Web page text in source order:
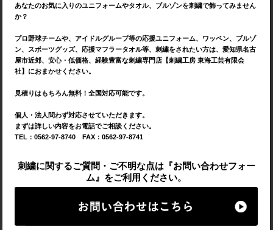
あなたのお気に入りのユニフォームやタオル、ブルゾンを刺繍で飾ってみません
か？
プロ野球チームや、アイドルグループ等の応援ユニフォーム、ワッペン、ブルゾ
ン、スポーツグッズ、応援マフラータオル等、刺繍をされたい方は、愛知県名古
屋市近郊、安心・低価格、経験豊富な刺繍専門店【刺繍工房 東海工芸有限会
社】におまかせください。
見積りはもちろん無料！全国対応可能です。
個人・法人問わず対応させていただきます。
まずは詳しい内容をお電話でご相談ください。
TEL：0562-97-8740 FAX：0562-97-8741
刺繍に関するご質問・ご不明な点は『お問い合わせフォー
ム』をご利用ください。